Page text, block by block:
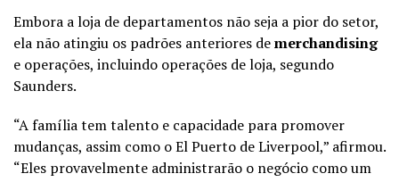
Embora a loja de departamentos não seja a pior do setor,
ela não atingiu os padrões anteriores demerchandising
e operações, incluindo operações de loja, segundo
Saunders.
“A família tem talento e capacidade para promover
mudanças, assim como o El Puerto de Liverpool,” afirmou.
“Eles provavelmente administrarão o negócio como um